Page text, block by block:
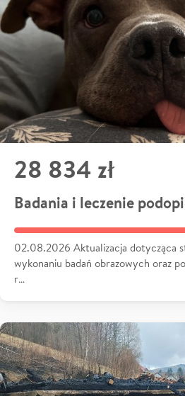
28 834 zł
Badania i leczenie
02.08.2026 Aktualizacja dotycząca
wykonaniu badań obrazowych oraz
r…